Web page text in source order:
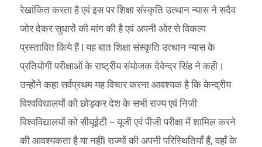
रेखांकित करता है एवं इस पर शिक्षा संस्कृति उत्थान न्यास ने सदैव
जोर देकर सुधारों की मांग की है एवं अपनी ओर से विकल्प
प्रस्तावित किये हैं I यह बात शिक्षा संस्कृति उत्थान न्यास के
प्रतियोगी परीक्षाओं के राष्ट्रीय संयोजक देवेन्द्र सिंह ने कही।
उन्होंने कहा सर्वप्रथम यह विचार करना आवश्यक है कि केन्द्रीय
विश्वविद्यालयों को छोड़कर देश के सभी राज्य एवं निजी
विश्वविद्यालयों को सीयूईटी – यूजी एवं पीजी परीक्षा में शामिल करने
की आवश्यकता है या नहींI राज्यों की अपनी परिस्थितियाँ हैं, वहाँ के